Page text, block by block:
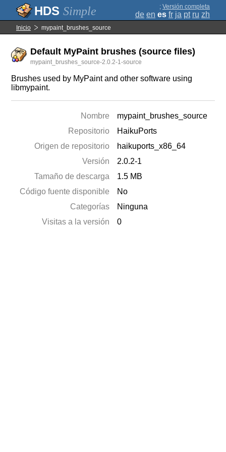
Simple ; Versión completa
de en es fr ja pt ru zh
Inicio mypaint_brushes_source
Default MyPaint brushes (source files)
mypaint_brushes_source-2.0.2-1-source
Brushes used by MyPaint and other software using
libmypaint.
Nombre
mypaint_brushes_source
Repositorio
HaikuPorts
Origen de repositorio
haikuports_x86_64
Versión
2.0.2-1
Tamaño de descarga
1.5 MB
Código fuente disponible
No
Categorías
Ninguna
Visitas a la versión
0